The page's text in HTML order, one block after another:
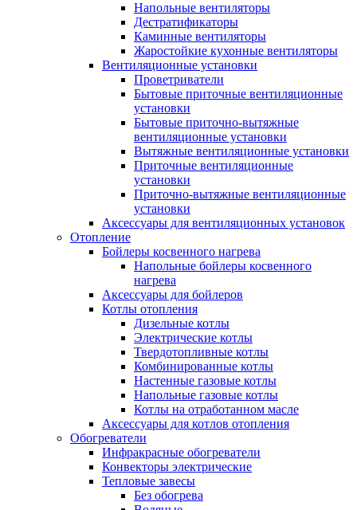
Напольные вентиляторы
Дестратификаторы
Каминные вентиляторы
Жаростойкие кухонные вентиляторы
Вентиляционные установки
Проветриватели
Бытовые приточные вентиляционные
установки
Бытовые приточно-вытяжные
вентиляционные установки
Вытяжные вентиляционные установки
Приточные вентиляционные
установки
Приточно-вытяжные вентиляционные
установки
Аксессуары для вентиляционных установок
Отопление
Бойлеры косвенного нагрева
Напольные бойлеры косвенного
нагрева
Аксессуары для бойлеров
Котлы отопления
Дизельные котлы
Электрические котлы
Твердотопливные котлы
Комбинированные котлы
Настенные газовые котлы
Напольные газовые котлы
Котлы на отработанном масле
Аксессуары для котлов отопления
Обогреватели
Инфракрасные обогреватели
Конвекторы электрические
Тепловые завесы
Без обогрева